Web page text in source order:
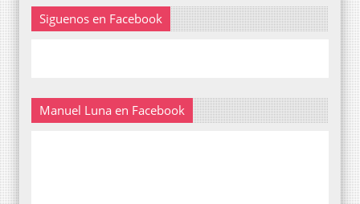
Siguenos en Facebook
Manuel Luna en Facebook